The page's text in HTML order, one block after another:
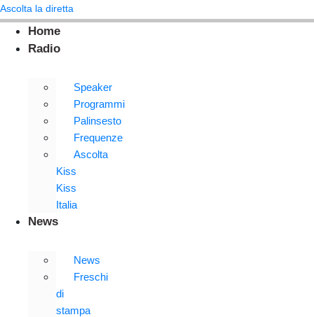
Ascolta la diretta
Home
Radio
Speaker
Programmi
Palinsesto
Frequenze
Ascolta
Kiss
Kiss
Italia
News
News
Freschi
di
stampa